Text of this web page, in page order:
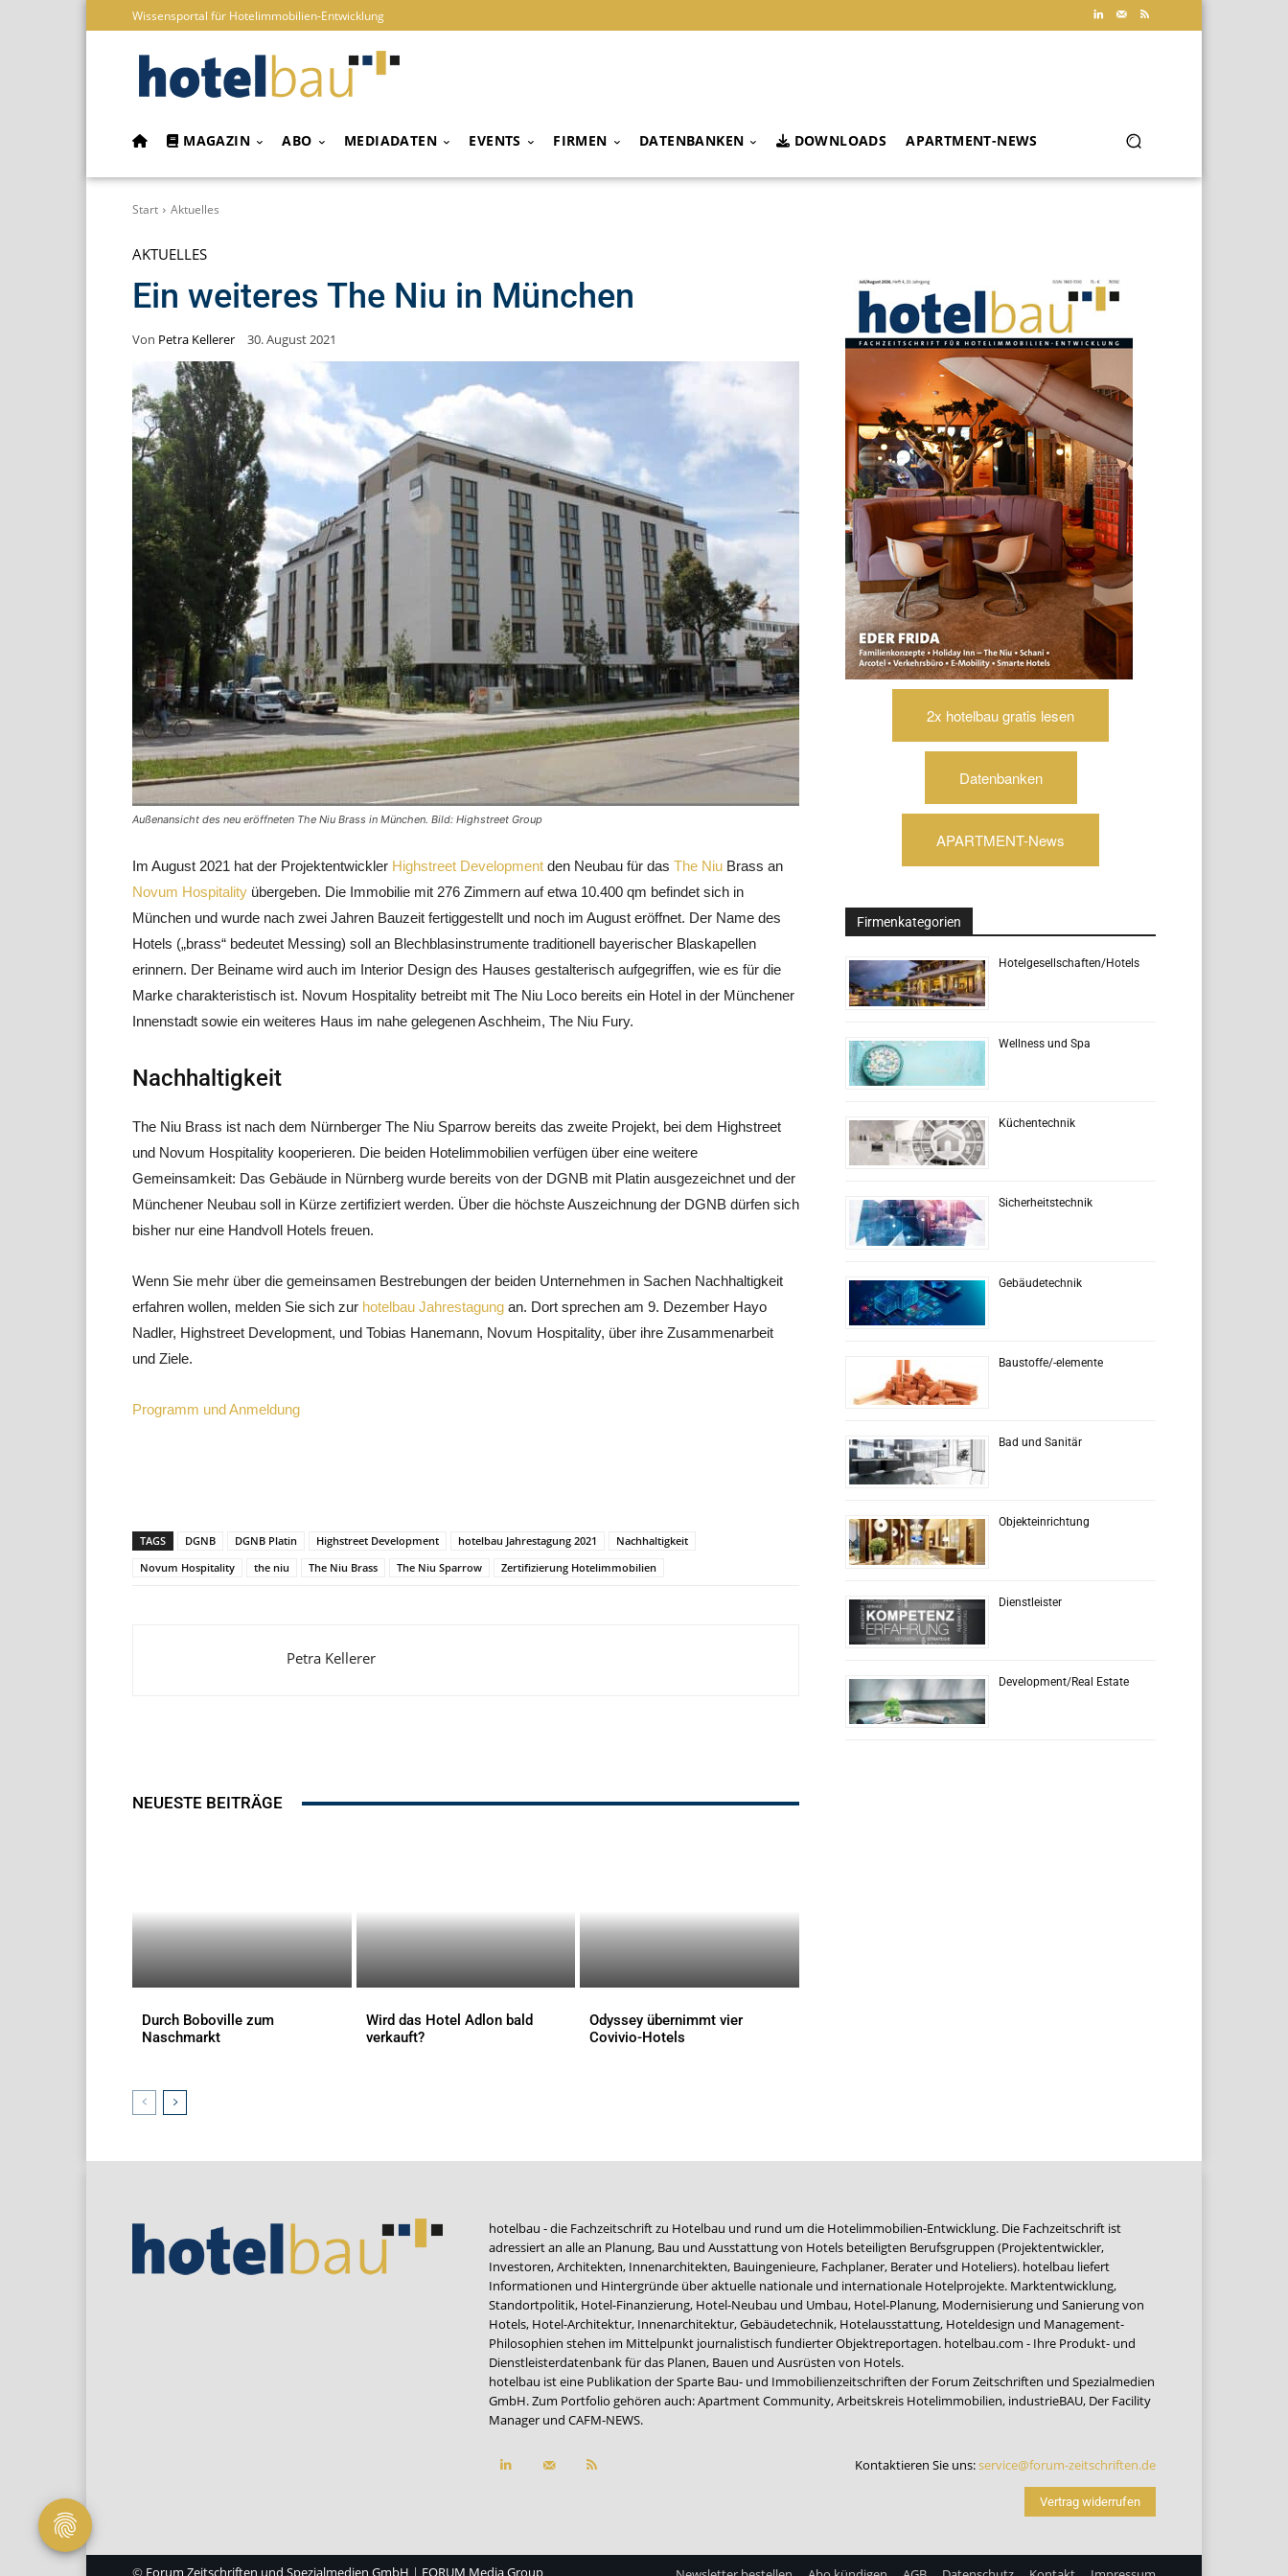
Wissensportal für Hotelimmobilien-Entwicklung
MAGAZIN ABO MEDIADATEN EVENTS FIRMEN DATENBANKEN DOWNLOADS APARTMENT-NEWS
Start Aktuelles
AKTUELLES
Ein weiteres The Niu in München
Von Petra Kellerer 30. August 2021
Außenansicht des neu eröffneten The Niu Brass in München. Bild: Highstreet Group
Im August 2021 hat der Projektentwickler Highstreet Development den Neubau für das The Niu Brass an
Novum Hospitality übergeben. Die Immobilie mit 276 Zimmern auf etwa 10.400 qm befindet sich in
München und wurde nach zwei Jahren Bauzeit fertiggestellt und noch im August eröffnet. Der Name des
Hotels („brass“ bedeutet Messing) soll an Blechblasinstrumente traditionell bayerischer Blaskapellen
erinnern. Der Beiname wird auch im Interior Design des Hauses gestalterisch aufgegriffen, wie es für die
Marke charakteristisch ist. Novum Hospitality betreibt mit The Niu Loco bereits ein Hotel in der Münchener
Innenstadt sowie ein weiteres Haus im nahe gelegenen Aschheim, The Niu Fury.
Nachhaltigkeit
The Niu Brass ist nach dem Nürnberger The Niu Sparrow bereits das zweite Projekt, bei dem Highstreet
und Novum Hospitality kooperieren. Die beiden Hotelimmobilien verfügen über eine weitere
Gemeinsamkeit: Das Gebäude in Nürnberg wurde bereits von der DGNB mit Platin ausgezeichnet und der
Münchener Neubau soll in Kürze zertifiziert werden. Über die höchste Auszeichnung der DGNB dürfen sich
bisher nur eine Handvoll Hotels freuen.
Wenn Sie mehr über die gemeinsamen Bestrebungen der beiden Unternehmen in Sachen Nachhaltigkeit
erfahren wollen, melden Sie sich zur hotelbau Jahrestagung an. Dort sprechen am 9. Dezember Hayo
Nadler, Highstreet Development, und Tobias Hanemann, Novum Hospitality, über ihre Zusammenarbeit
und Ziele.
Programm und Anmeldung
TAGS DGNB DGNB Platin Highstreet Development hotelbau Jahrestagung 2021
Nachhaltigkeit
Novum Hospitality
the niu The Niu Brass The Niu Sparrow Zertifizierung Hotelimmobilien
Petra Kellerer
NEUESTE BEITRÄGE
Durch Boboville zum
Naschmarkt
Wird das Hotel Adlon bald
verkauft?
Odyssey übernimmt vier
Covivio-Hotels
2x hotelbau gratis lesen
Datenbanken
APARTMENT-News
Firmenkategorien
Hotelgesellschaften/Hotels
Wellness und Spa
Küchentechnik
Sicherheitstechnik
Gebäudetechnik
Baustoffe/-elemente
Bad und Sanitär
Objekteinrichtung
Dienstleister
Development/Real Estate
hotelbau - die Fachzeitschrift zu Hotelbau und rund um die Hotelimmobilien-Entwicklung. Die Fachzeitschrift ist
adressiert an alle an Planung, Bau und Ausstattung von Hotels beteiligten Berufsgruppen (Projektentwickler,
Investoren, Architekten, Innenarchitekten, Bauingenieure, Fachplaner, Berater und Hoteliers). hotelbau liefert
Informationen und Hintergründe über aktuelle nationale und internationale Hotelprojekte. Marktentwicklung,
Standortpolitik, Hotel-Finanzierung, Hotel-Neubau und Umbau, Hotel-Planung, Modernisierung und Sanierung von
Hotels, Hotel-Architektur, Innenarchitektur, Gebäudetechnik, Hotelausstattung, Hoteldesign und Management-
Philosophien stehen im Mittelpunkt journalistisch fundierter Objektreportagen. hotelbau.com - Ihre Produkt- und
Dienstleisterdatenbank für das Planen, Bauen und Ausrüsten von Hotels.
hotelbau ist eine Publikation der Sparte Bau- und Immobilienzeitschriften der Forum Zeitschriften und Spezialmedien
GmbH. Zum Portfolio gehören auch:Apartment Community,Arbeitskreis Hotelimmobilien, industrieBAU, Der Facility
Manager und CAFM-NEWS.
Kontaktieren Sie uns:service@forum-zeitschriften.de
Vertrag widerrufen
© Forum Zeitschriften und Spezialmedien GmbH | FORUM Media Group